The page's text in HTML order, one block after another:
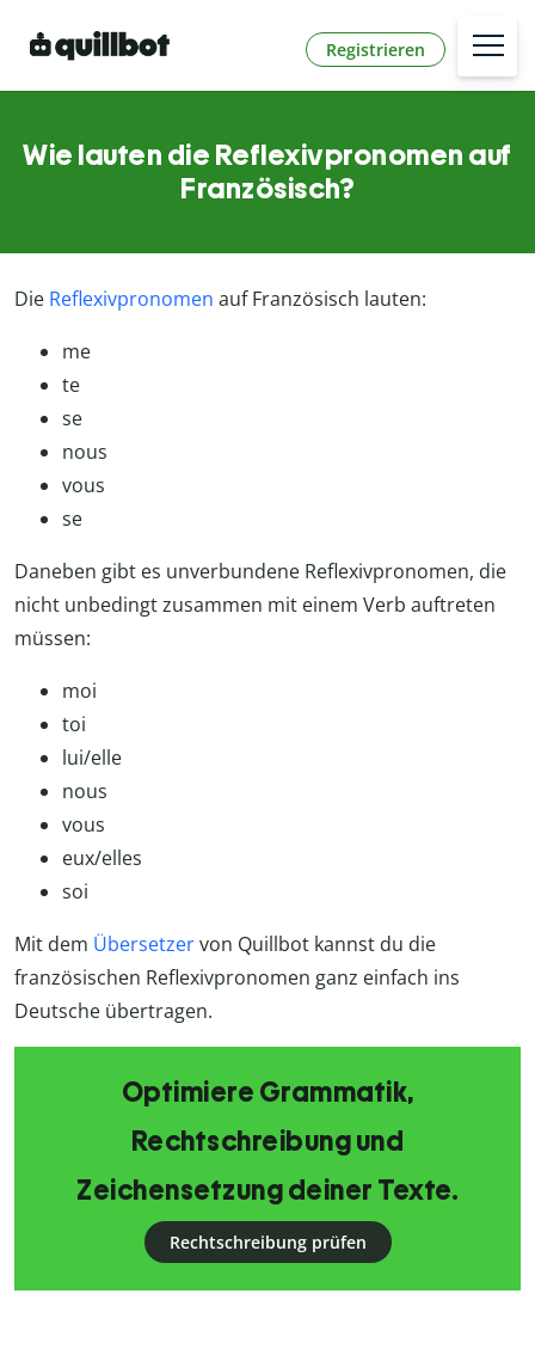
Registrieren
Wie lauten die Reflexivpronomen auf
Französisch?
Die Reflexivpronomen auf Französisch lauten:
me
te
se
nous
vous
se
Daneben gibt es unverbundene Reflexivpronomen, die
nicht unbedingt zusammen mit einem Verb auftreten
müssen:
moi
toi
lui/elle
nous
vous
eux/elles
soi
Mit dem Übersetzervon Quillbot kannst du die
französischen Reflexivpronomen ganz einfach ins
Deutsche übertragen.
Optimiere Grammatik,
Rechtschreibung und
Zeichensetzung deiner Texte.
Rechtschreibung prüfen